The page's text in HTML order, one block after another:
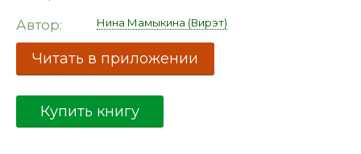
Автор: Нина Мамыкина (Вирэт)
Читать в приложении
Купить книгу